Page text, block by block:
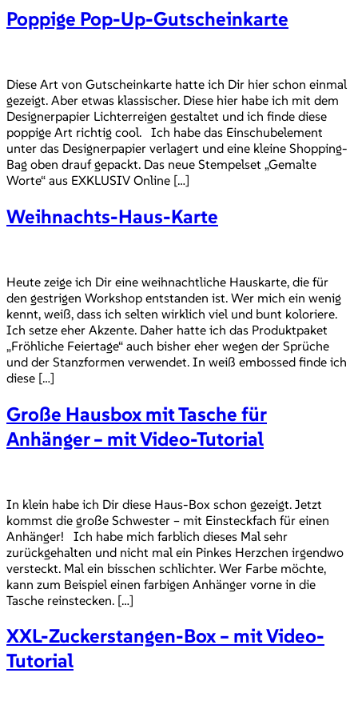
Poppige Pop-Up-Gutscheinkarte
Diese Art von Gutscheinkarte hatte ich Dir hier schon einmal
gezeigt. Aber etwas klassischer. Diese hier habe ich mit dem
Designerpapier Lichterreigen gestaltet und ich finde diese
poppige Art richtig cool. Ich habe das Einschubelement
unter das Designerpapier verlagert und eine kleine Shopping-
Bag oben drauf gepackt. Das neue Stempelset „Gemalte
Worte“ aus EXKLUSIV Online […]
Weihnachts-Haus-Karte
Heute zeige ich Dir eine weihnachtliche Hauskarte, die für
den gestrigen Workshop entstanden ist. Wer mich ein wenig
kennt, weiß, dass ich selten wirklich viel und bunt koloriere.
Ich setze eher Akzente. Daher hatte ich das Produktpaket
„Fröhliche Feiertage“ auch bisher eher wegen der Sprüche
und der Stanzformen verwendet. In weiß embossed finde ich
diese […]
Große Hausbox mit Tasche für
Anhänger – mit Video-Tutorial
In klein habe ich Dir diese Haus-Box schon gezeigt. Jetzt
kommst die große Schwester – mit Einsteckfach für einen
Anhänger! Ich habe mich farblich dieses Mal sehr
zurückgehalten und nicht mal ein Pinkes Herzchen irgendwo
versteckt. Mal ein bisschen schlichter. Wer Farbe möchte,
kann zum Beispiel einen farbigen Anhänger vorne in die
Tasche reinstecken. […]
XXL-Zuckerstangen-Box – mit Video-
Tutorial